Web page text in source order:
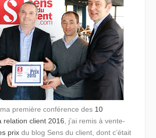
ma première conférence des 10
relation client 2016 , j’ai remis à vente-
prix du blog Sens du client, dont c’était